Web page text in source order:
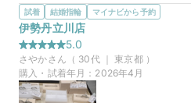
商品名 絆
価格帯
マイナビ限定 来店特典
有償のものでも他のブランドより
選んだ商品を気に入った理由
全周に細くミラーボールのような
がない箇所もキラキラして見えて
個はいっていてキラキラしている
ンがとても好みの商品でした。彼
試着 結婚指輪 マイナビから予約
伊勢丹立川店
5.0
さやかさん（ 30代 ｜ 東京都）
購入・試着年月： 2026年4月